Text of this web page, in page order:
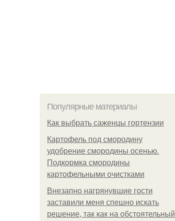
Популярные материалы
Как выбрать саженцы гортензии
Картофель под смородину
удобрение смородины осенью.
Подкормка смородины
картофельными очистками
Внезапно нагрянувшие гости
заставили меня спешно искать
решение, так как на обстоятельный